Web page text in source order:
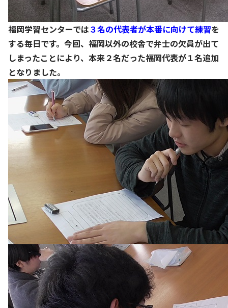
福岡学習センターでは３名の代表者が本番に向けて練習を
する毎日です。今回、福岡以外の校舎で弁士の欠員が出て
しまったことにより、本来２名だった福岡代表が１名追加
となりました。